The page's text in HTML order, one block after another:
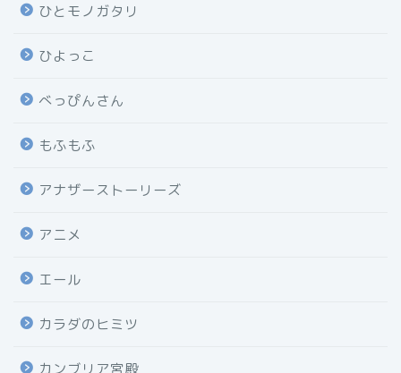
ひとモノガタリ
ひよっこ
べっぴんさん
もふもふ
アナザーストーリーズ
アニメ
エール
カラダのヒミツ
カンブリア宮殿